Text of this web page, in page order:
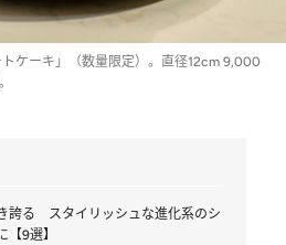
ケーキ」（数量限定）。直径12cm 9,000
誇る スタイリッシュな進化系のシ
【9選】